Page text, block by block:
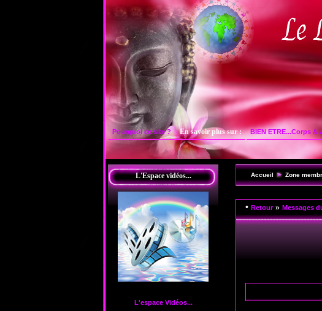
Pourquoi ce site ? En savoir plus sur : BIEN ETRE...Corps &
L'Espace vidéos...
L'espace Vidéos...
Accueil Zone
• Retour» Messages